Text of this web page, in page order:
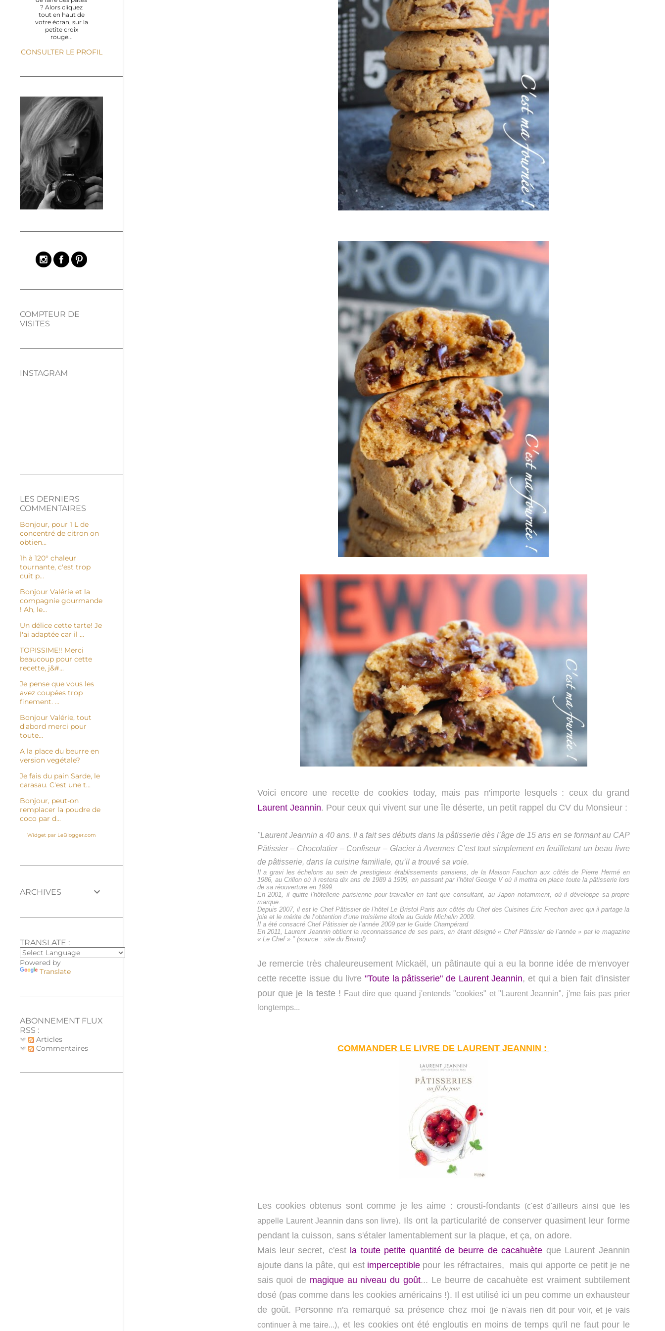
Voici encore une recette de cookies today, mais pas n'importe lesquels : ceux du grand
Laurent Jeannin. Pour ceux qui vivent sur une île déserte, un petit rappel du CV du Monsieur :
"Laurent Jeannin a 40 ans. Il a fait ses débuts dans la pâtisserie dès l’âge de 15 ans en se formant au CAP
Pâtissier – Chocolatier – Confiseur – Glacier à Avermes C’est tout simplement en feuilletant un beau livre
de pâtisserie, dans la cuisine familiale, qu’il a trouvé sa voie.
Il a gravi les échelons au sein de prestigieux établissements parisiens, de la Maison Fauchon aux côtés de Pierre Hermé en
1986, au Crillon où il restera dix ans de 1989 à 1999, en passant par l’hôtel George V où il mettra en place toute la pâtisserie lors
de sa réouverture en 1999.
En 2001, il quitte l’hôtellerie parisienne pour travailler en tant que consultant, au Japon notamment, où il développe sa propre
marque.
Depuis 2007, il est le Chef Pâtissier de l’hôtel Le Bristol Paris aux côtés du Chef des Cuisines Eric Frechon avec qui il partage la
joie et le mérite de l’obtention d’une troisième étoile au Guide Michelin 2009.
Il a été consacré Chef Pâtissier de l’année 2009 par le Guide Champérard
En 2011, Laurent Jeannin obtient la reconnaissance de ses pairs, en étant désigné « Chef Pâtissier de l’année » par le magazine
« Le Chef »." (source : site du Bristol)
Je remercie très chaleureusement Mickaël, un pâtinaute qui a eu la bonne idée de m'envoyer
cette recette issue du livre "Toute la pâtisserie" de Laurent Jeannin, et qui a bien fait d'insister
pour que je la teste ! Faut dire que quand j'entends "cookies" et "Laurent Jeannin", j'me fais pas prier
longtemps...
COMMANDER LE LIVRE DE LAURENT JEANNIN :
Les cookies obtenus sont comme je les aime : crousti-fondants (c'est d'ailleurs ainsi que les
appelle Laurent Jeannin dans son livre). Ils ont la particularité de conserver quasiment leur forme
pendant la cuisson, sans s'étaler lamentablement sur la plaque, et ça, on adore.
Mais leur secret, c'est la toute petite quantité de beurre de cacahuète que Laurent Jeannin
ajoute dans la pâte, qui est imperceptiblepour les réfractaires, mais qui apporte ce petit je ne
sais quoi de magique au niveau du goût... Le beurre de cacahuète est vraiment subtilement
dosé (pas comme dans les cookies américains !). Il est utilisé ici un peu comme un exhausteur
de goût. Personne n'a remarqué sa présence chez moi (je n'avais rien dit pour voir, et je vais
continuer à me taire...), et les cookies ont été engloutis en moins de temps qu'il ne faut pour le
? Alors cliquez
tout en haut de
votre écran, sur la
petite croix
rouge...
CONSULTER LE PROFIL
COMPTEUR DE
VISITES
INSTAGRAM
LES DERNIERS
COMMENTAIRES
Bonjour, pour 1 L de
concentré de citron on
obtien...
1h à 120° chaleur
tournante, c'est trop
cuit p...
Bonjour Valérie et la
compagnie gourmande
! Ah, le...
Un délice cette tarte! Je
l'ai adaptée car il ...
TOPISSIME!! Merci
beaucoup pour cette
recette, j&#...
Je pense que vous les
avez coupées trop
finement. ...
Bonjour Valérie, tout
d'abord merci pour
toute...
A la place du beurre en
version vegétale?
Je fais du pain Sarde, le
carasau. C'est une t...
Bonjour, peut-on
remplacer la poudre de
coco par d...
Widget par LeBlogger.com
ARCHIVES
TRANSLATE :
Powered by
Translate
ABONNEMENT FLUX
RSS :
Articles
Commentaires